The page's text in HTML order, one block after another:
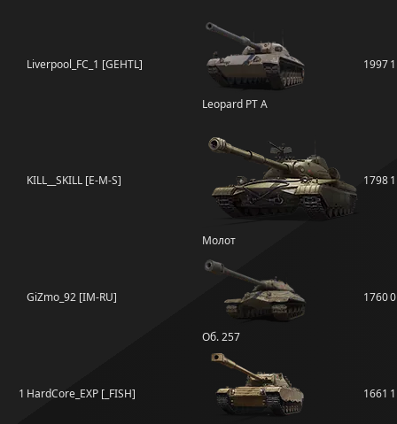
Liverpool_FC_1 [GEHTL]
Leopard PT A
19971
KILL__SKILL [E-M-S]
Молот
17981
GiZmo_92 [IM-RU]
Об. 257
17600
1 HardCore_EXP [_FISH] 1661 1